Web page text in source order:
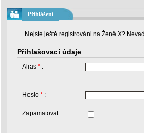
Přihlášení
Nejste ještě registrováni na Ženě X?
Přihlašovací údaje
Alias * :
Heslo * :
Zapamatovat :